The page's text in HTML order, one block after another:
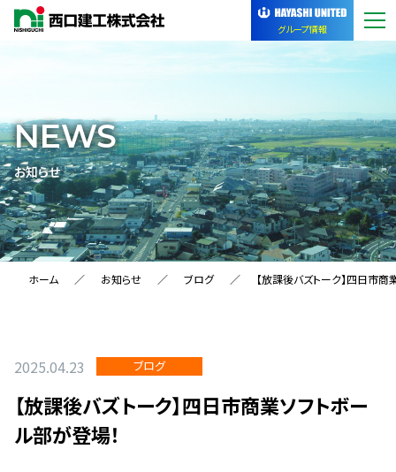
グループ情報
NEWS
お知らせ
ホーム お知らせ ブログ 【放課後バズトーク】四日市商
2025.04.23 ブログ
【放課後バズトーク】四日市商業ソフトボー
ル部が登場！